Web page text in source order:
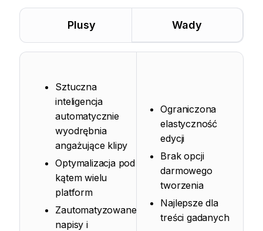
Plusy Wady
Sztuczna
inteligencja
automatycznie
wyodrębnia
angażujące klipy
Optymalizacja pod
kątem wielu
platform
Zautomatyzowane
napisy i
Ograniczona
elastyczność
edycji
Brak opcji
darmowego
tworzenia
Najlepsze dla
treści gadanych